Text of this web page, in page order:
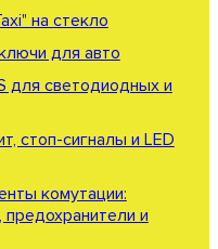
на стекло
для авто
для светодиодных и
стоп-сигналы и LED
комутации:
и